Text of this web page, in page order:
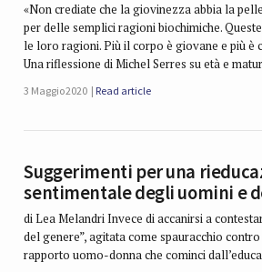
«Non crediate che la giovinezza abbia la
per delle semplici ragioni biochimiche.
le loro ragioni. Più il corpo è giovane e più è
Una riflessione di Michel Serres su età e
3 Maggio 2020 Read article
Suggerimenti per una
sentimentale degli uomini e
di Lea Melandri Invece di accanirsi a
del genere”, agitata come spauracchio
rapporto uomo-donna che cominci